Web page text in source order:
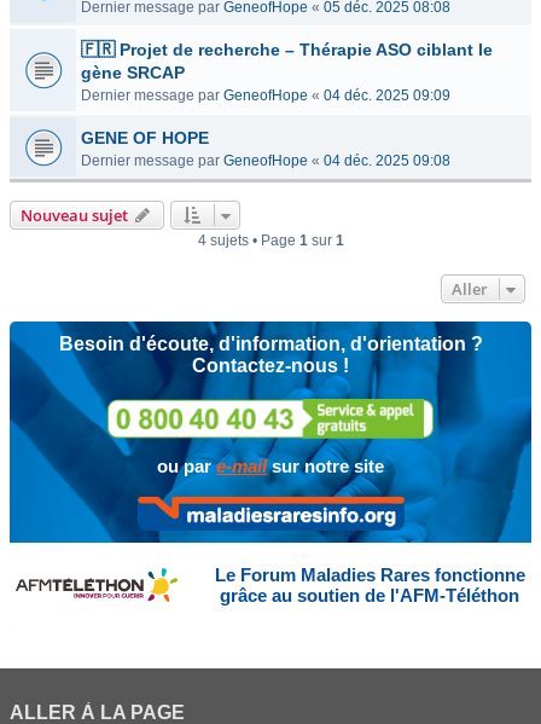
Dernier message par GeneofHope « 05 déc. 2025 08:08
🇫🇷 Projet de recherche – Thérapie ASO ciblant le
gène SRCAP
Dernier message par GeneofHope « 04 déc. 2025 09:09
GENE OF HOPE
Dernier message par GeneofHope « 04 déc. 2025 09:08
Nouveau sujet
4 sujets • Page 1sur 1
Aller
Besoin d'écoute, d'information, d'orientation ?
Contactez-nous !
ou pare-mailsur notre site
Le Forum Maladies Rares fonctionne
grâce au soutien de l'AFM-Téléthon
ALLER À LA PAGE